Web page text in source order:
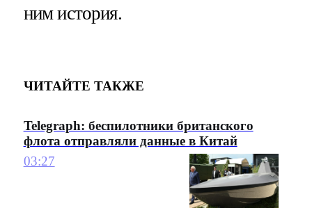
ним история.
ЧИТАЙТЕ ТАКЖЕ
Telegraph: беспилотники британского
флота отправляли данные в Китай
03:27